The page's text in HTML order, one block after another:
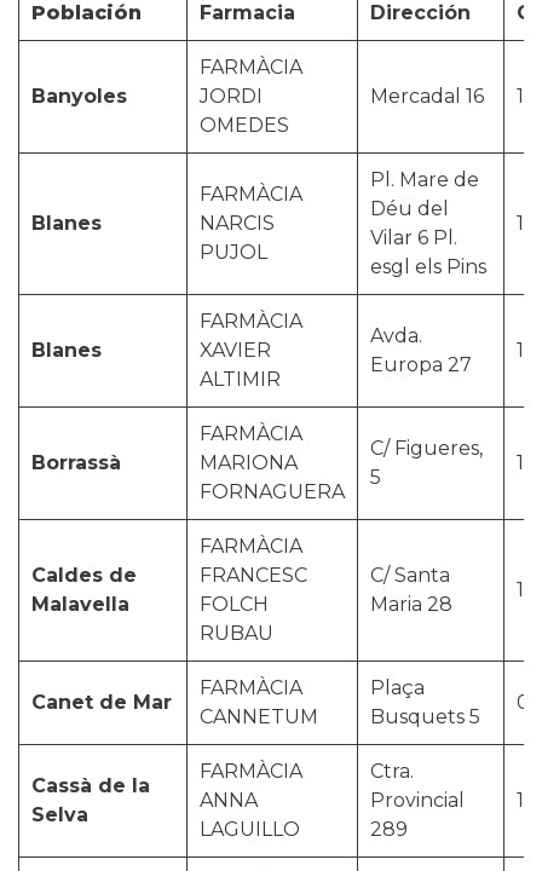
Población Farmacia Dirección
Banyoles
FARMÀCIA
JORDI
OMEDES
Mercadal 16
Blanes
FARMÀCIA
NARCIS
PUJOL
Pl. Mare de
Déu del
Vilar 6 Pl.
esgl els Pins
Blanes
FARMÀCIA
XAVIER
ALTIMIR
Avda.
Europa 27
Borrassà
FARMÀCIA
MARIONA
FORNAGUERA
C/ Figueres,
5
Caldes de
Malavella
FARMÀCIA
FRANCESC
FOLCH
RUBAU
C/ Santa
Maria 28
Canet de Mar
FARMÀCIA
CANNETUM
Plaça
Busquets 5
Cassà de la
Selva
FARMÀCIA
ANNA
LAGUILLO
Ctra.
Provincial
289